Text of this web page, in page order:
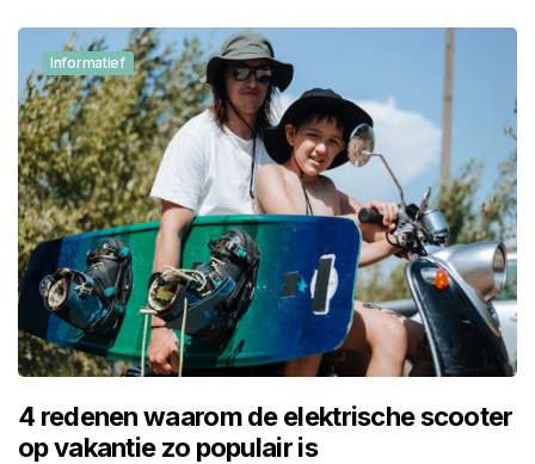
Informatief
4 redenen waarom de elektrische scooter
op vakantie zo populair is